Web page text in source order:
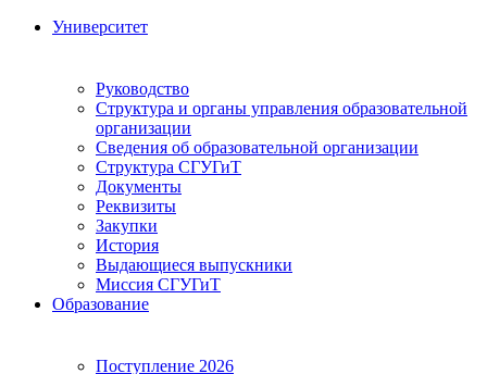
Университет
Руководство
Структура и органы управления образовательной
организации
Сведения об образовательной организации
Структура СГУГиТ
Документы
Реквизиты
Закупки
История
Выдающиеся выпускники
Миссия СГУГиТ
Образование
Поступление 2026